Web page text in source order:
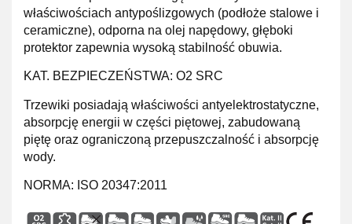
właściwościach antypoślizgowych (podłoże stalowe i
ceramiczne), odporna na olej napędowy, głęboki
protektor zapewnia wysoką stabilność obuwia.
KAT. BEZPIECZEŃSTWA: O2 SRC
Trzewiki posiadają właściwości antyelektrostatyczne,
absorpcję energii w części piętowej, zabudowaną
piętę oraz ograniczoną przepuszczalność i absorpcję
wody.
NORMA: ISO 20347:2011